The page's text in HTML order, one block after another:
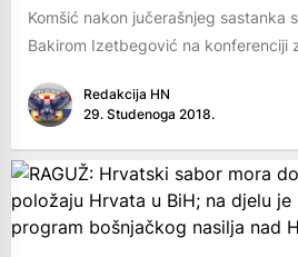
Komšić nakon jučerašnjeg sastanka
Bakirom Izetbegović na konferenciji
Redakcija HN
29. Studenoga 2018.